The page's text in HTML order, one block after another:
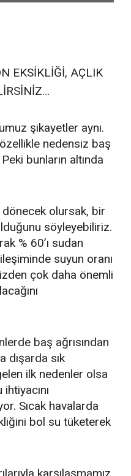
EKSİKLİĞİ, AÇLIK
şikayetler aynı.
nedensiz baş
bunların altında
olursak, bir
söyleyebiliriz.
% 60’ı sudan
suyun oranı
çok daha önemli
baş ağrısından
dışarda sık
ilk nedenler olsa
Sıcak havalarda
bol su tüketerek